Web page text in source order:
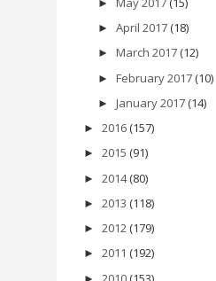
►
► April 2017 (18)
► March 2017 (12)
► February 2017 (10)
► January 2017 (14)
► 2016 (157)
► 2015 (91)
► 2014 (80)
► 2013 (118)
► 2012 (179)
► 2011 (192)